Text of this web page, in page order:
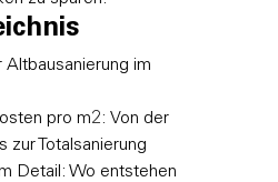
Altbausanierung im
pro m2: Von der
zur Totalsanierung
Detail: Wo entstehen